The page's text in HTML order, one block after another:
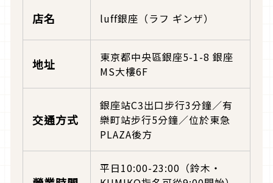
店名 luff銀座（ラフ ギンザ）
地址
東京都中央區銀座5-1-8 銀座
MS大樓6F
交通方式
銀座站C3出口步行3分鐘／有
樂町站步行5分鐘／位於東急
PLAZA後方
平日10:00-23:00（鈴木・